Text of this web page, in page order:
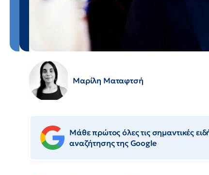
Μαρίλη Ματαφτσή
Μάθε πρώτος όλες τις σημαντικές
αναζήτησης της Google